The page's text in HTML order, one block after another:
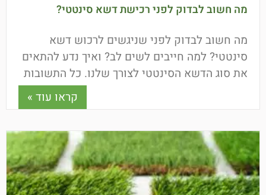
מה חשוב לבדוק לפני רכישת דשא סינטטי?
מה חשוב לבדוק לפני שניגשים לרכוש דשא
סינטטי? למה חייבים לשים לב? ואיך נדע להתאים
את סוג הדשא הסינטטי לצורך שלנו. כל התשובות
קראו עוד »